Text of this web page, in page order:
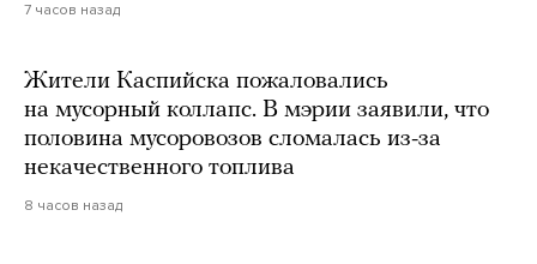
7 часов назад
Жители Каспийска пожаловались
на мусорный коллапс. В мэрии заявили, что
половина мусоровозов сломалась из-за
некачественного топлива
8 часов назад